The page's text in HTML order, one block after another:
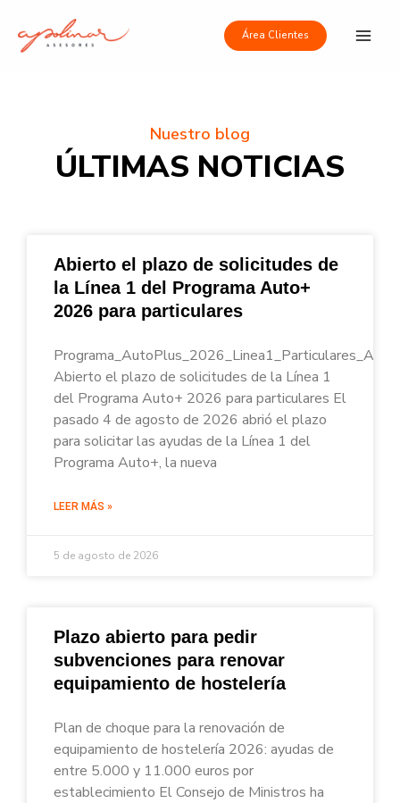
contenido
Área Clientes
Nuestro blog
ÚLTIMAS NOTICIAS
Abierto el plazo de solicitudes de
la Línea 1 del Programa Auto+
2026 para particulares
Abierto el plazo de solicitudes de la Línea 1
del Programa Auto+ 2026 para particulares El
pasado 4 de agosto de 2026 abrió el plazo
para solicitar las ayudas de la Línea 1 del
Programa Auto+, la nueva
LEER MÁS »
5 de agosto de 2026
Plazo abierto para pedir
subvenciones para renovar
equipamiento de hostelería
Plan de choque para la renovación de
equipamiento de hostelería 2026: ayudas de
entre 5.000 y 11.000 euros por
establecimiento El Consejo de Ministros ha